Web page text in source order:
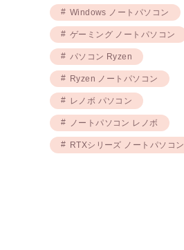
Windows ノートパソコン
ゲーミング ノートパソコン
パソコン Ryzen
Ryzen ノートパソコン
レノボ パソコン
ノートパソコン レノボ
RTXシリーズ ノートパソコン